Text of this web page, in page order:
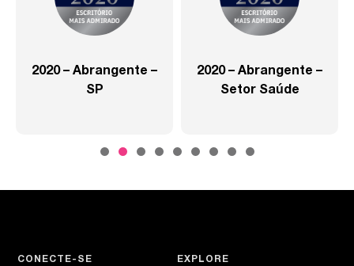
2020 – Abrangente –
SP
2020 – Abrangente –
Setor Saúde
EXPLORE
CONECTE-SE